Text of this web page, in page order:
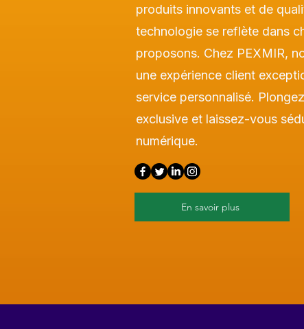
produits innovants et de
technologie se reflète dans
proposons. Chez PEXMIR,
une expérience client
service personnalisé.
exclusive et laissez-vous
numérique.
En savoir plus